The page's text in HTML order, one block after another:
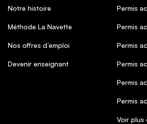
Notre histoire
Méthode La Navette
Nos offres d’emploi
Devenir enseignant
Permis
Permis
Permis
Permis
Permis
Permis
Voir plus